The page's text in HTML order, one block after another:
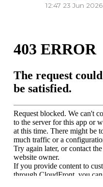
12:47 23 Jun 2026